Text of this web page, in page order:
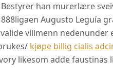
han murerlære
Augusto Leguía
villmenn
kjøpe billig cialis
likesom adde faustinas